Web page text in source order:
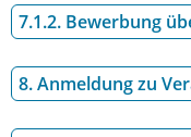
7.1.2. Bewerbung
8. Anmeldung zu